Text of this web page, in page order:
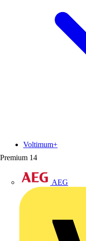
Premium 14
AEG
Voltimum+